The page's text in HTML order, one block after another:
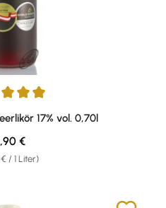
von 4.94 von 5 Sternen
17% vol. 0,70l
€ / 1 Liter)
Preis:
€